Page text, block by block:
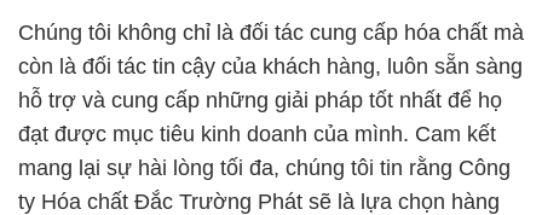
Chúng tôi không chỉ là đối tác cung cấp hóa chất mà
còn là đối tác tin cậy của khách hàng, luôn sẵn sàng
hỗ trợ và cung cấp những giải pháp tốt nhất để họ
đạt được mục tiêu kinh doanh của mình. Cam kết
mang lại sự hài lòng tối đa, chúng tôi tin rằng Công
ty Hóa chất Đắc Trường Phát sẽ là lựa chọn hàng